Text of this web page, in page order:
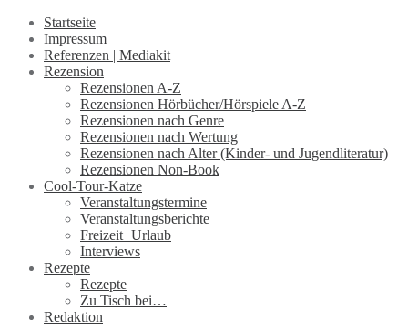
Startseite
Impressum
Referenzen | Mediakit
Rezension
Rezensionen A-Z
Rezensionen Hörbücher/Hörspiele A-Z
Rezensionen nach Genre
Rezensionen nach Wertung
Rezensionen nach Alter (Kinder- und Jugendliteratur)
Rezensionen Non-Book
Cool-Tour-Katze
Veranstaltungstermine
Veranstaltungsberichte
Freizeit+Urlaub
Interviews
Rezepte
Rezepte
Zu Tisch bei…
Redaktion